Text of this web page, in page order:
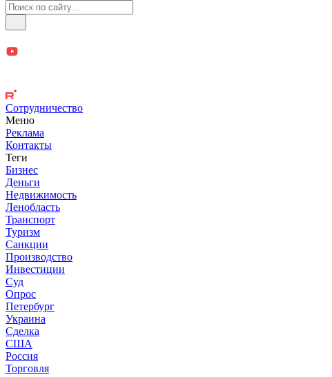
Сотрудничество
Меню
Реклама
Контакты
Теги
Бизнес
Деньги
Недвижимость
Ленобласть
Транспорт
Туризм
Санкции
Производство
Инвестиции
Суд
Опрос
Петербург
Украина
Сделка
США
Россия
Торговля